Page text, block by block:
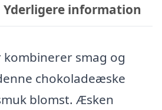
Yderligere information
kombinerer smag og
chokoladeæske
blomst. Æsken